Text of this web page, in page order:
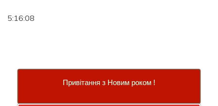
5:16:09
Привітання з Новим роком !